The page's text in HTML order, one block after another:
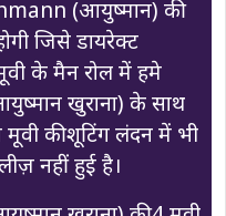
(आयुष्मान) की
जिसे डायरेक्ट
के मैन रोल में हमे
खुराना) के साथ
की शूटिंग लंदन में भी
नहीं हुई है।